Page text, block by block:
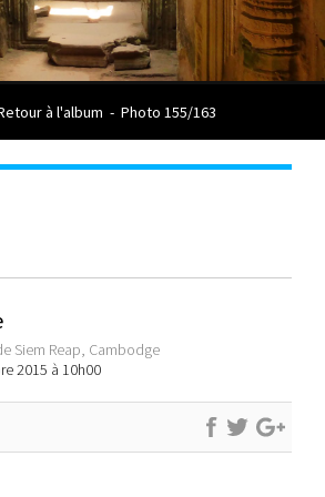
à l'album - Photo 155/163
Siem Reap, Cambodge
2015 à 10h00